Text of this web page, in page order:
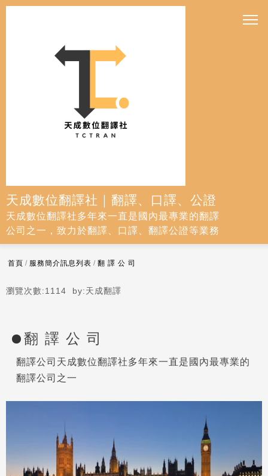
天成數位翻譯社｜翻譯、口譯、公證
天成數位翻譯社多年來一直是國內最專業的翻譯
公司之一，致力於翻譯、口譯、翻譯公證等業務
首頁 / 服務簡介訊息列表 / 翻 譯 公 司
瀏覽次數:1114 by:天成翻譯
翻 譯 公 司
翻譯公司天成數位翻譯社多年來一直是國內最專業的
翻譯公司之一